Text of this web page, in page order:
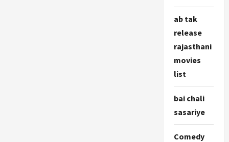
ab tak
release
rajasthani
movies
list
bai chali
sasariye
Comedy